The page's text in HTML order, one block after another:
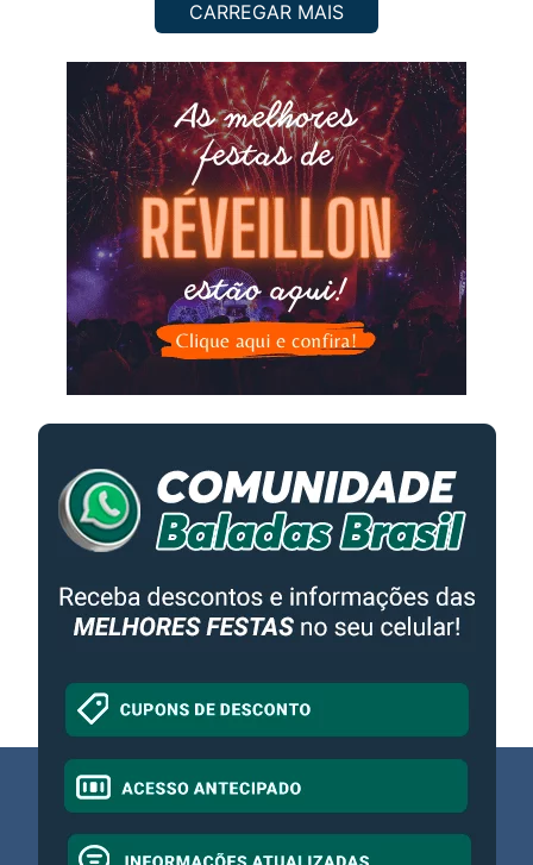
CARREGAR MAIS